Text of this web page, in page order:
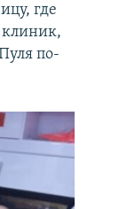
где
клиник,
по-